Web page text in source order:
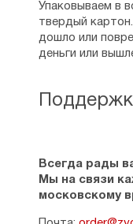
Всегда рады
Мы на связи
московскому
Упаковываем в
твердый
дошло или
деньги или